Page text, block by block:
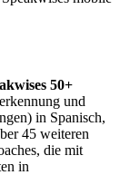
50+
und
in Spanisch,
45 weiteren
die mit
in